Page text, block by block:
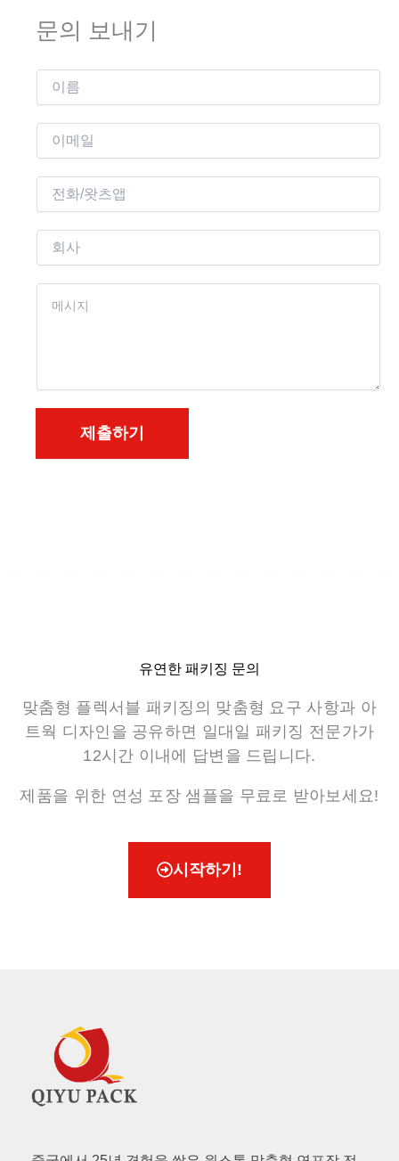
문의 보내기
름
메
일
화
사
제출하기
유연한 패키징 문의
맞춤형 플렉서블 패키징의 맞춤형 요구 사항과 아
트웍 디자인을 공유하면 일대일 패키징 전문가가
12시간 이내에 답변을 드립니다.
제품을 위한 연성 포장 샘플을 무료로 받아보세요!
시작하기!